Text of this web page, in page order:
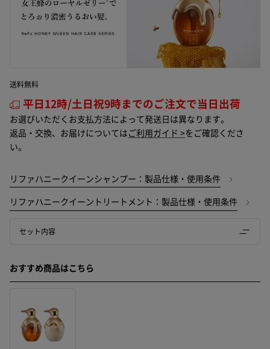
送料無料
平日12時/土日祝9時までのご注文で当日出荷
お選びいただくお支払方法によって発送日は異なります。
返品・交換、お届けについては ご利用ガイド >をご確認くださ
い。
リファハニークイーンシャンプー：製品仕様・使用条件
リファハニークイーントリートメント：製品仕様・使用条件
セット内容
おすすめ商品はこちら